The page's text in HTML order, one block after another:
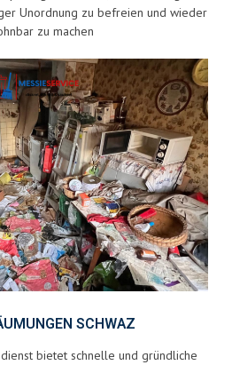
Unordnung zu befreien und wieder
zu machen
SCHWAZ
bietet schnelle und gründliche